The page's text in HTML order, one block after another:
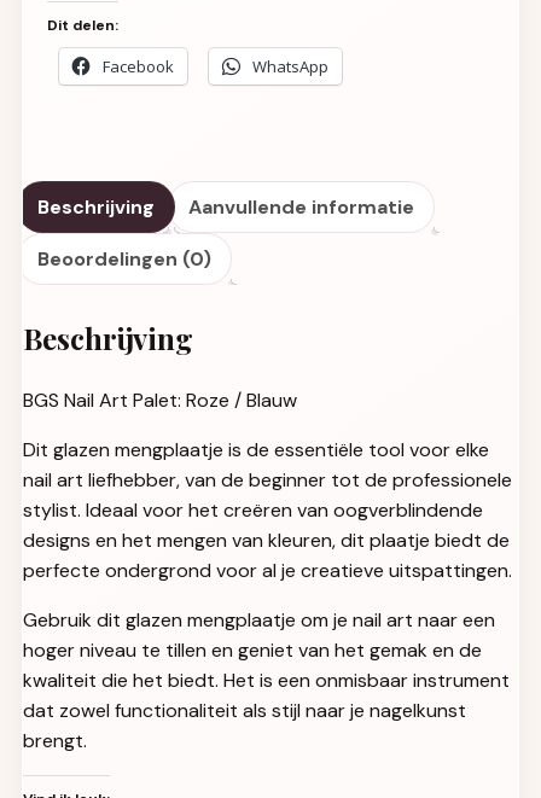
Dit delen:
Facebook WhatsApp
Beschrijving Aanvullende informatie
Beoordelingen (0)
Beschrijving
BGS Nail Art Palet: Roze / Blauw
Dit glazen mengplaatje is de essentiële tool voor elke
nail art liefhebber, van de beginner tot de professionele
stylist. Ideaal voor het creëren van oogverblindende
designs en het mengen van kleuren, dit plaatje biedt de
perfecte ondergrond voor al je creatieve uitspattingen.
Gebruik dit glazen mengplaatje om je nail art naar een
hoger niveau te tillen en geniet van het gemak en de
kwaliteit die het biedt. Het is een onmisbaar instrument
dat zowel functionaliteit als stijl naar je nagelkunst
brengt.